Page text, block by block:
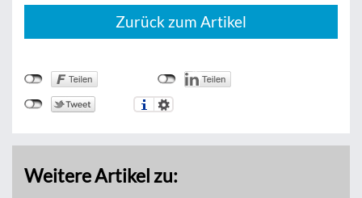
Zurück zum Artikel
Weitere Artikel zu: